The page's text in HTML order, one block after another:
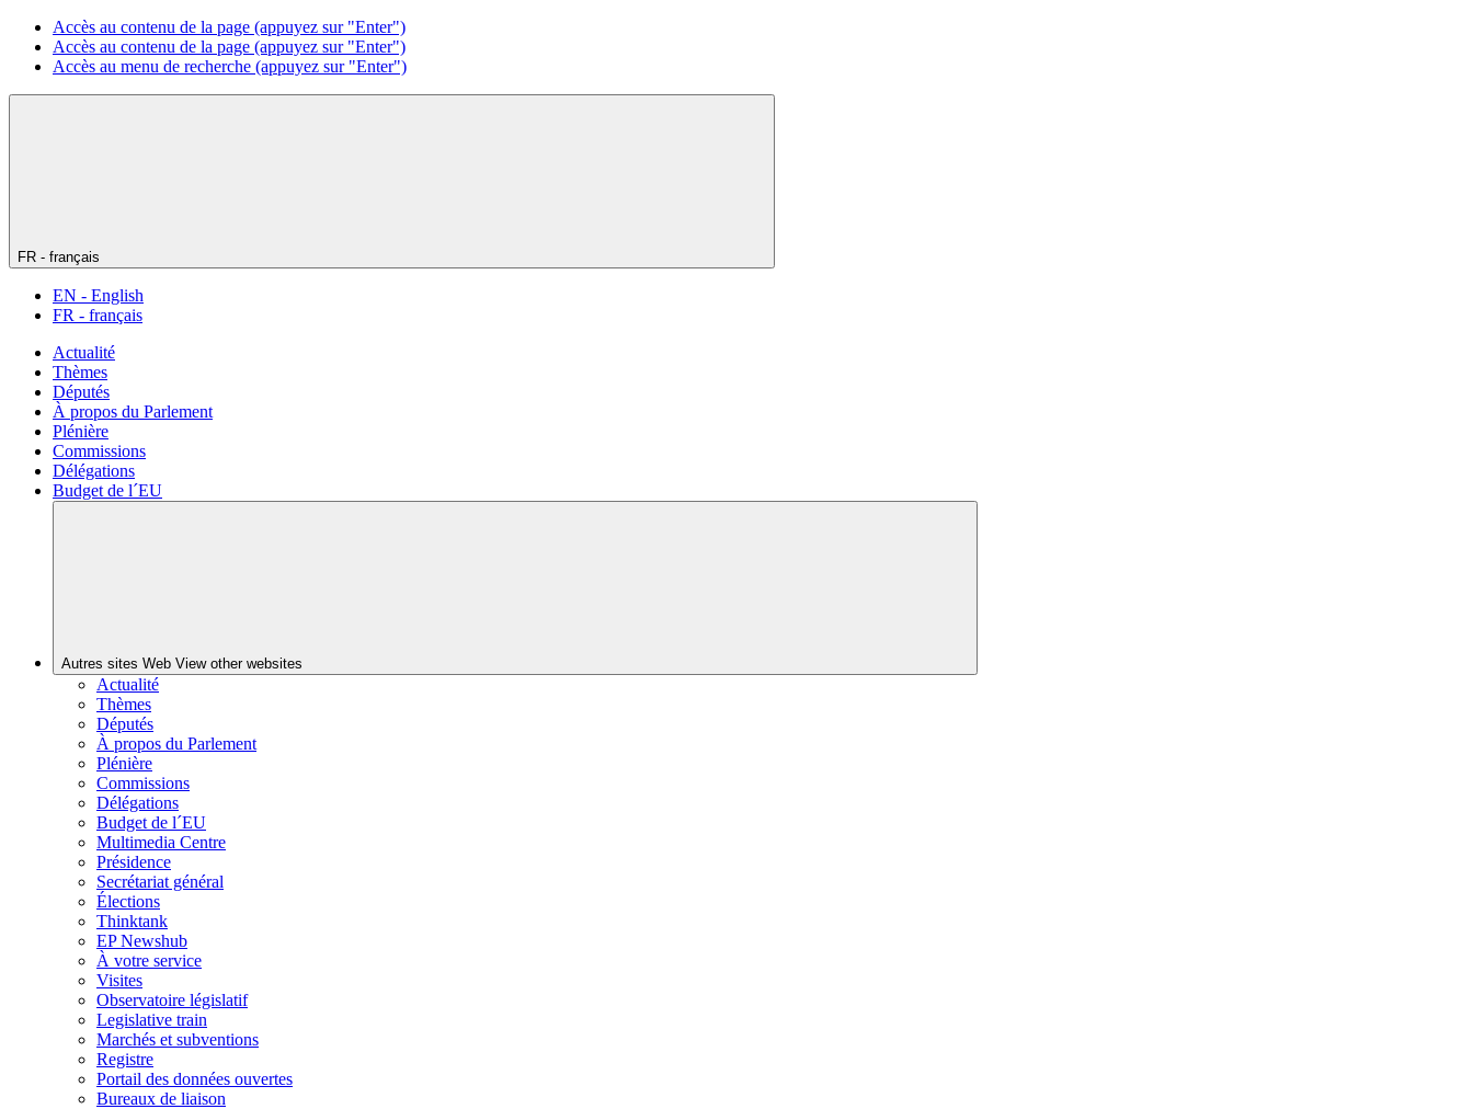
Accès au contenu de la page (appuyez sur "Enter")
Accès au contenu de la page (appuyez sur "Enter")
Accès au menu de recherche (appuyez sur "Enter")
FR - français
EN - English
FR - français
Actualité
Thèmes
Députés
À propos du Parlement
Plénière
Commissions
Délégations
Budget de l´EU
Autres sites Web View other websites
Actualité
Thèmes
Députés
À propos du Parlement
Plénière
Commissions
Délégations
Budget de l´EU
Multimedia Centre
Présidence
Secrétariat général
Élections
Thinktank
EP Newshub
À votre service
Visites
Observatoire législatif
Legislative train
Marchés et subventions
Registre
Portail des données ouvertes
Bureaux de liaison